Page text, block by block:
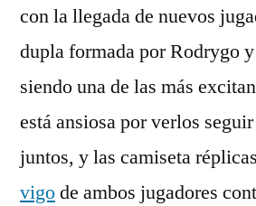
con la llegada de nuevos
dupla formada por Rodrygo
siendo una de las más
está ansiosa por verlos
juntos, y las camiseta
vigode ambos jugadores